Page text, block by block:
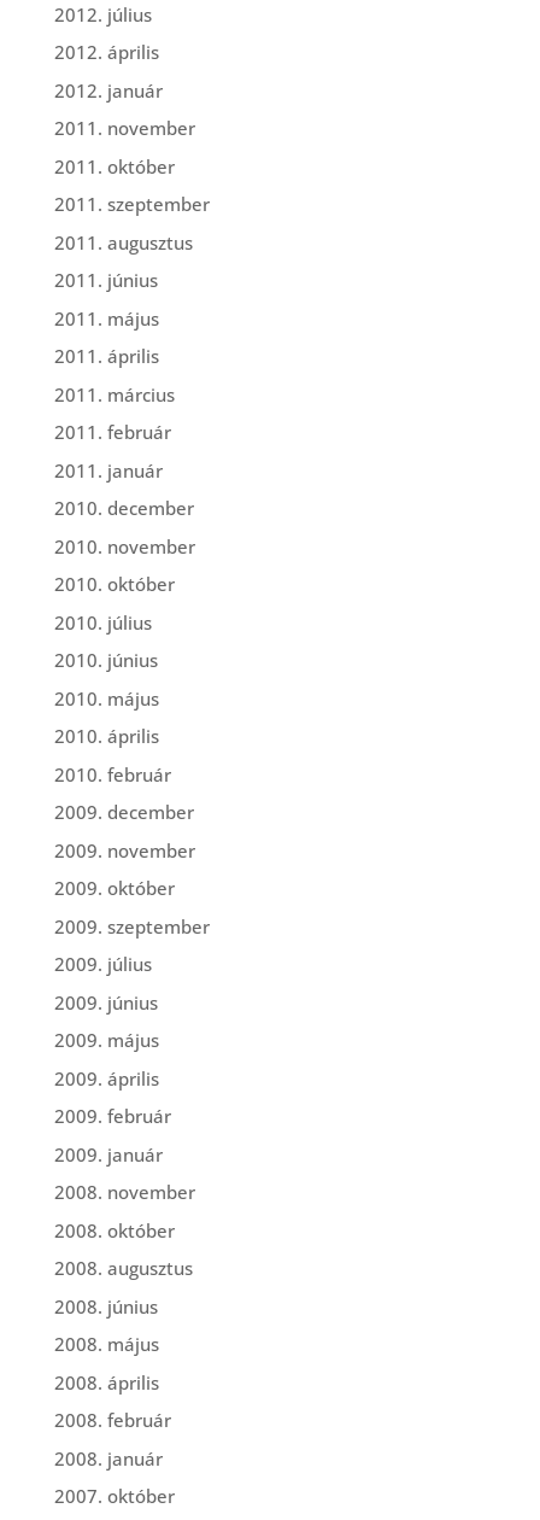
2012. július
2012. április
2012. január
2011. november
2011. október
2011. szeptember
2011. augusztus
2011. június
2011. május
2011. április
2011. március
2011. február
2011. január
2010. december
2010. november
2010. október
2010. július
2010. június
2010. május
2010. április
2010. február
2009. december
2009. november
2009. október
2009. szeptember
2009. július
2009. június
2009. május
2009. április
2009. február
2009. január
2008. november
2008. október
2008. augusztus
2008. június
2008. május
2008. április
2008. február
2008. január
2007. október